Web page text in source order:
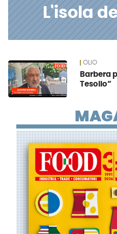
L'isola
News OLIO
Barbera
Tesolio”